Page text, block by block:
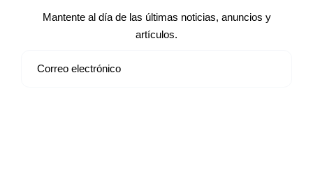
Mantente al día de las últimas noticias, anuncios y
artículos.